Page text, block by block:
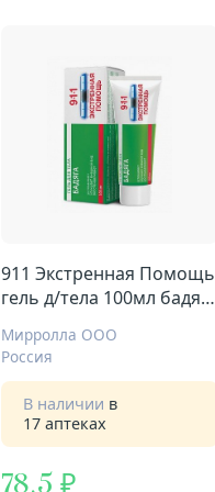
911 Экстренная Помощь
гель д/тела 100мл бадяга
Мирролла ООО
Россия
В наличии в
17 аптеках
78,5